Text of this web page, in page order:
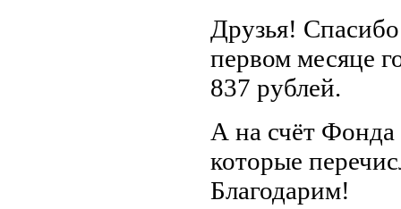
Друзья!
первом месяце
837 рублей.
А на счёт Фонда
которые
Благодарим!